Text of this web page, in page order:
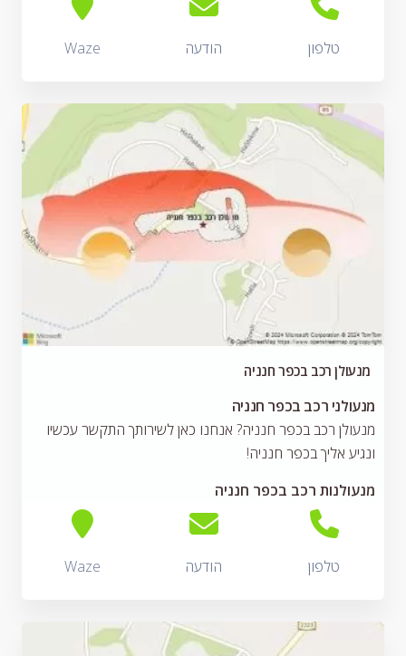
טלפון הודעה Waze
מנעולן רכב בכפר חנניה
מנעולני רכב בכפר חנניה
מנעולן רכב בכפר חנניה? אנחנו כאן לשירותך התקשר עכשיו
ונגיע אליך בכפר חנניה!
מנעולנות רכב בכפר חנניה
טלפון הודעה Waze